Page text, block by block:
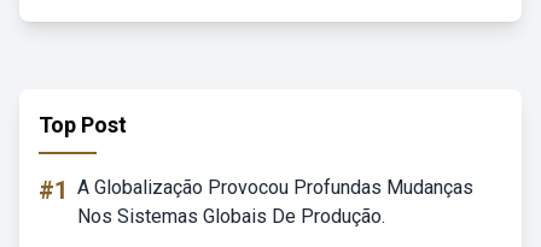
Top Post
#1 A Globalização Provocou Profundas Mudanças
Nos Sistemas Globais De Produção.